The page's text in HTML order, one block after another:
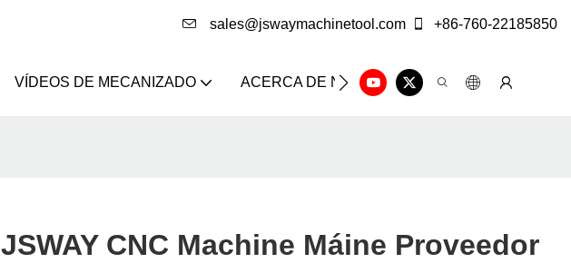
sales@jswaymachinetool.com +86-760-22185850
VÍDEOS DE MECANIZADO ACERCA DE NOSOTROS SOLUCIÓN
JSWAY CNC Machine Máine Proveedor